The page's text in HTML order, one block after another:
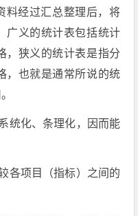
料经过汇总整理后，将
广义的统计表包括统计
，狭义的统计表是指分
，也就是通常所说的统
统化、条理化，因而能
各项目（指标）之间的